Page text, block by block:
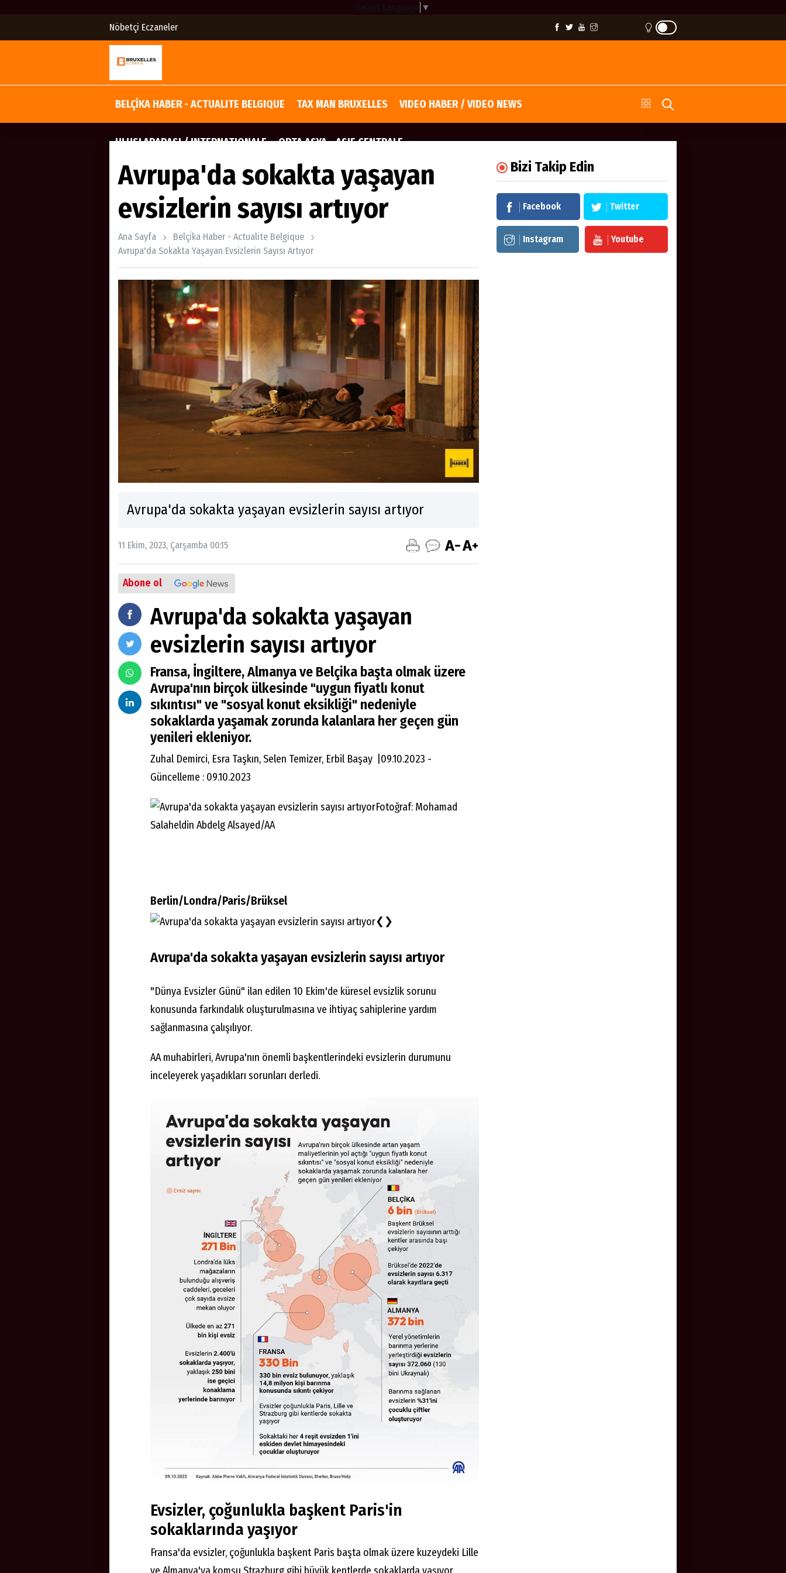
▼
Nöbetçi Eczaneler
BELÇİKA HABER - ACTUALITE BELGIQUE TAX MAN BRUXELLES VIDEO HABER / VIDEO NEWS
ULUSLARARASI / INTERNATIONALE ORTA ASYA - ASIE CENTRALE
Avrupa'da sokakta yaşayan
evsizlerin sayısı artıyor
Ana Sayfa
Belçi̇ka Haber - Actualite Belgique
Avrupa'da Sokakta Yaşayan Evsizlerin Sayısı Artıyor
Avrupa'da sokakta yaşayan evsizlerin sayısı artıyor
11 Ekim, 2023, Çarşamba 00:15
Abone ol
Avrupa'da sokakta yaşayan
evsizlerin sayısı artıyor
Fransa, İngiltere, Almanya ve Belçika başta olmak üzere
Avrupa'nın birçok ülkesinde "uygun fiyatlı konut
sıkıntısı" ve "sosyal konut eksikliği" nedeniyle
sokaklarda yaşamak zorunda kalanlara her geçen gün
yenileri ekleniyor.
Zuhal Demirci, Esra Taşkın, Selen Temizer, Erbil Başay |09.10.2023 -
Güncelleme : 09.10.2023
Fotoğraf: Mohamad
Salaheldin Abdelg Alsayed/AA
Berlin/Londra/Paris/Brüksel
❮❯
Avrupa'da sokakta yaşayan evsizlerin sayısı artıyor
"Dünya Evsizler Günü" ilan edilen 10 Ekim'de küresel evsizlik sorunu
konusunda farkındalık oluşturulmasına ve ihtiyaç sahiplerine yardım
sağlanmasına çalışılıyor.
AA muhabirleri, Avrupa'nın önemli başkentlerindeki evsizlerin durumunu
inceleyerek yaşadıkları sorunları derledi.
Evsizler, çoğunlukla başkent Paris'in
sokaklarında yaşıyor
Fransa'da evsizler, çoğunlukla başkent Paris başta olmak üzere kuzeydeki Lille
Bizi Takip Edin
Facebook Twitter
Instagram Youtube